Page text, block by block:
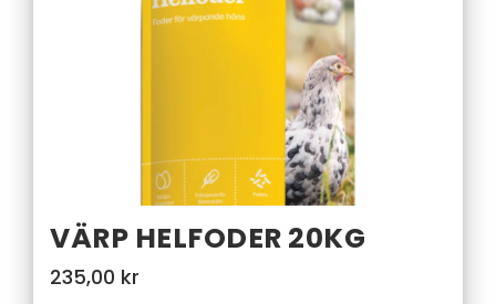
VÄRP HELFODER 20KG
235,00 kr